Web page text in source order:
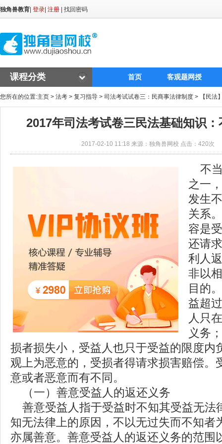
独角兽教育 登录 注册 找回密码
首页 客观题网授
课程分类
您所在的位置:主页 > 法考 > 复习指导 > 司法考试试卷三：民商事法律制度 > 【民法
2017年司法考试卷三民法基础知识
2017-02-10 11:18 来源：独角兽网校 点击： 420次
不当
之一
发生
关系
容是
还请
利人
非以
目的
益超
人只
义务
损者损失小，受益人也只于受益的限度内
观上为恶意的，受损者得请求损害赔偿。
意或者恶意而有不同。
（一）善意受益人的返还义务
善意受益人指于受益时不知其受益无法
知无法律上的原因，不以无过失而不知者
亦属善意。善意受益人的返还义务的范围